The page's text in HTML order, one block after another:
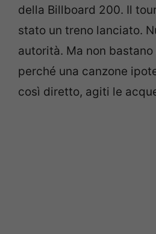
della Billboard 200. Il
stato un treno lanciato.
autorità. Ma non
perché una canzone
così diretto, agiti le